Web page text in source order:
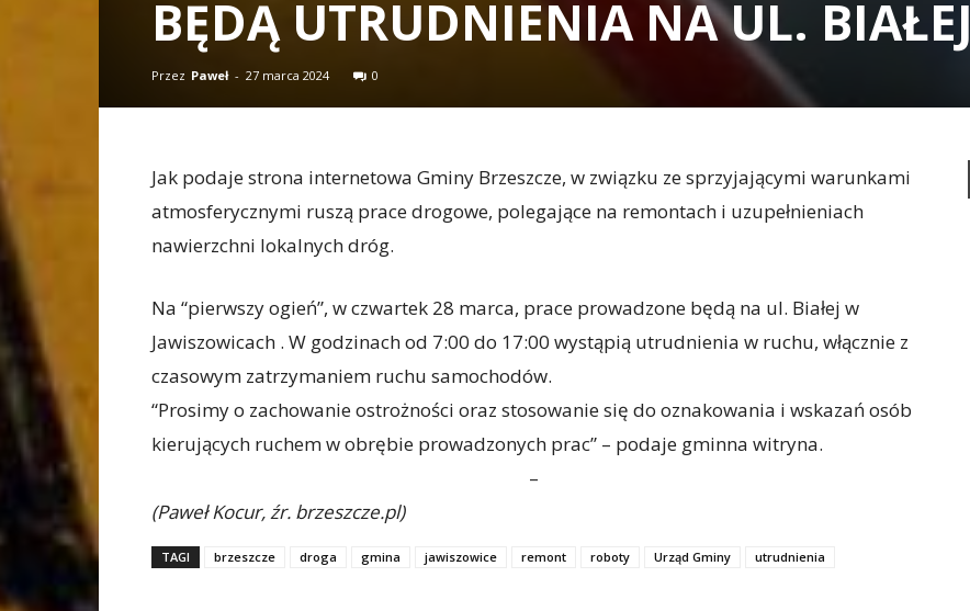
BĘDĄ UTRUDNIENIA NA UL. BIAŁEJ
Przez Paweł - 27 marca 2024 0
Jak podaje strona internetowa Gminy Brzeszcze, w związku ze sprzyjającymi warunkami
atmosferycznymi ruszą prace drogowe, polegające na remontach i uzupełnieniach
nawierzchni lokalnych dróg.
Na “pierwszy ogień”, wczwartek 28 marca, prace prowadzone będą na ul. Białej w
Jawiszowicach . W godzinach od 7:00 do 17:00 wystąpią utrudnienia w ruchu, włącznie z
czasowym zatrzymaniem ruchu samochodów.
“Prosimy o zachowanie ostrożności oraz stosowanie się do oznakowania i wskazań osób
kierujących ruchem w obrębie prowadzonych prac” – podaje gminna witryna.
–
(Paweł Kocur, źr. brzeszcze.pl)
TAGI brzeszcze droga gmina jawiszowice remont roboty Urząd Gminy utrudnienia